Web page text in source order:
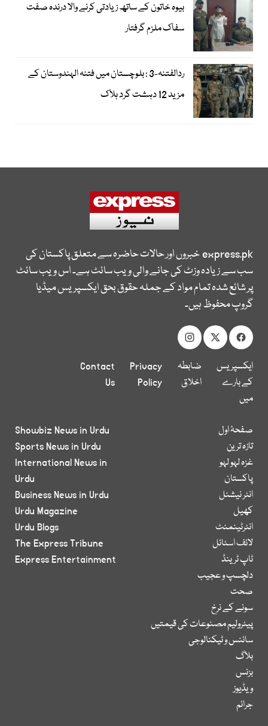
بیوہ خاتون کے ساتھ زیادتی کرنے والا درندہ صفت
سفاک ملزم گرفتار
ردالفتنہ-3 : بلوچستان میں فتنہ الہندوستان کے
مزید 12 دہشت گرد ہلاک
express.pkخبروں اور حالات حاضرہ سے متعلق پاکستان کی
سب سے زیادہ وزٹ کی جانے والی ویب سائٹ ہے۔ اس ویب سائٹ
پر شائع شدہ تمام مواد کے جملہ حقوق بحق ایکسپریس میڈیا
گروپ محفوظ ہیں۔
ایکسپریس
کے بارے
میں
ضابطہ
اخلاق
Privacy
Policy
Contact
Us
صفحۂ اول
تازہ ترین
غزہ لہو لہو
پاکستان
انٹر نیشنل
کھیل
انٹرٹینمنٹ
لائف اسٹائل
ٹاپ ٹرینڈ
دلچسپ و عجیب
صحت
سونے کے نرخ
پیٹرولیم مصنوعات کی قیمتیں
سائنس و ٹیکنالوجی
بلاگ
بزنس
ویڈیوز
جرائم
Showbiz News in Urdu
Sports News in Urdu
International News in
Urdu
Business News in Urdu
Urdu Magazine
Urdu Blogs
The Express Tribune
Express Entertainment